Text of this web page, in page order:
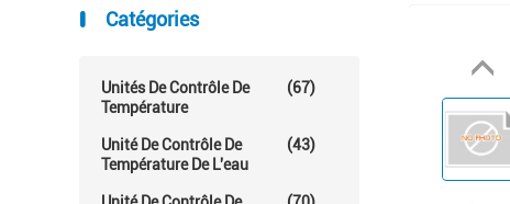
Catégories
Unités De Contrôle De
Température
(67)
Unité De Contrôle De
Température De L'eau
(43)